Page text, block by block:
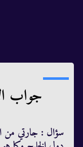
جواب
سؤال : جارتي من